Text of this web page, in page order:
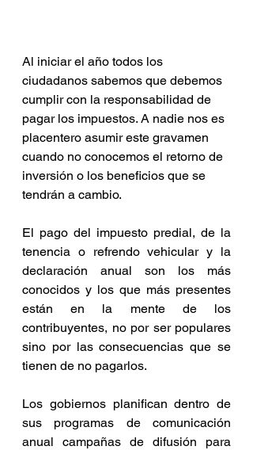
Al iniciar el año todos los
ciudadanos sabemos que debemos
cumplir con la responsabilidad de
pagar los impuestos. A nadie nos es
placentero asumir este gravamen
cuando no conocemos el retorno de
inversión o los beneficios que se
tendrán a cambio.
El pago del impuesto predial, de la
tenencia o refrendo vehicular y la
declaración anual son los más
conocidos y los que más presentes
están en la mente de los
contribuyentes, no por ser populares
sino por las consecuencias que se
tienen de no pagarlos.
Los gobiernos planifican dentro de
sus programas de comunicación
anual campañas de difusión para